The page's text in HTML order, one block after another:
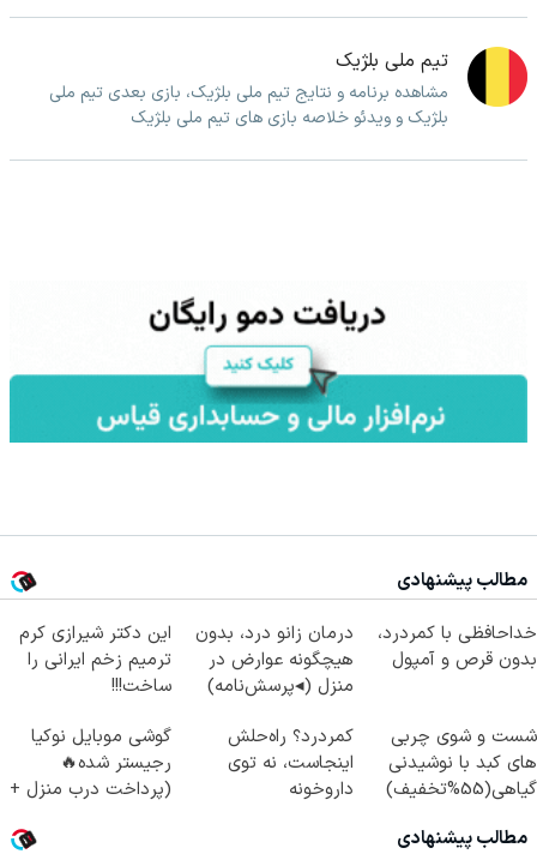
تیم ملی بلژیک
مشاهده برنامه و نتایج تیم ملی بلژیک، بازی بعدی تیم ملی
بلژیک و ویدئو خلاصه بازی های تیم ملی بلژیک
مطالب پیشنهادی
خداحافظی با کمردرد،
بدون قرص و آمپول
درمان زانو درد، بدون
هیچگونه عوارض در
منزل (◂پرسش‌نامه)
این دکتر شیرازی کرم
ترمیم زخم ایرانی را
ساخت!!!
شست و شوی چربی
های کبد با نوشیدنی
گیاهی(55%تخفیف)
کمردرد؟ راه‌حلش
اینجاست، نه توی
داروخونه
گوشی موبایل نوکیا
رجیستر شده🔥
(پرداخت درب منزل +
مطالب پیشنهادی